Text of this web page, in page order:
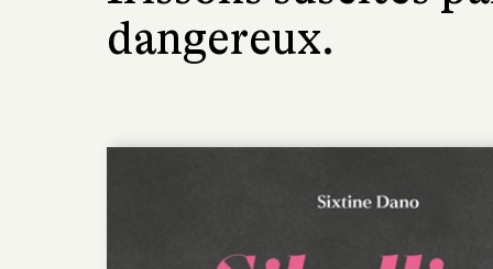
dangereux.